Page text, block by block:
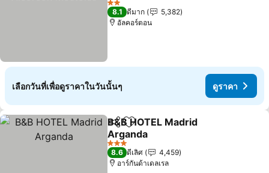
2 ดาว
8.1 ดีมาก
5,382
อัลคอร์ตอน
เลือกวันที่เพื่อดูราคาในวันนั้นๆ ดูราคา
แชร์ เพิ่มในรายการโปรด
B&B HOTEL Madrid
Arganda
3 ดาว
8.6 ดีเลิศ
4,459
อาร์กันด้าเดลเรล